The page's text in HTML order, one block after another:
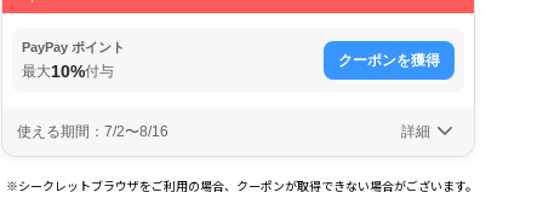
※シークレットブラウザをご利用の場合、クーポンが取得できない場合がございます。